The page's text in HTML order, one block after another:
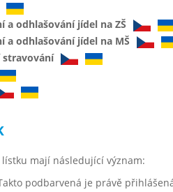
a odhlašování jídel na ZŠ
a odhlašování jídel na MŠ
mají následující význam:
podbarvená je právě